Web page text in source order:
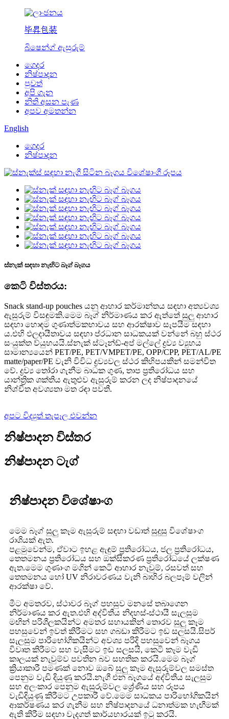
毕昇包装
බිෂෙන්ග් ඇසුරුම්
ගෙදර
නිෂ්පාදන
පුවත්
අපි ගැන
නිති අසන පැණ
අපව අමතන්න
English
ගෙදර
නිෂ්පාදන
ස්නැක් සඳහා නැඟිට බෑග් බෑගය
කෙටි විස්තරය:
Snack stand-up pouches යනු ආහාර කර්මාන්තය සඳහා අත්‍යවශ්‍ය
ඇසුරුම් විසඳුමකි.මෙම බෑග් නිර්මාණය කර ඇත්තේ සුලු ආහාර
සඳහා හොඳම ගුණාත්මකභාවය සහ ආරක්ෂාව සැපයීම සඳහා
ය.එහි ඵලදායීතාවය සඳහා ප්රධාන සාධකයක් වන්නේ බහු ස්ථර
සංයුක්ත ව්යුහයයි.ස්නැක් ස්ටෑන්ඩ්-අප් මල්ලේ ද්‍රව්‍ය ව්‍යුහය
සාමාන්‍යයෙන් PET/PE, PET/VMPET/PE, OPP/CPP, PET/AL/PE
matte/paper/PE වැනි විවිධ ද්‍රව්‍යවල ස්ථර කිහිපයකින් සමන්විත
වේ. ද්‍රව්‍ය තෝරා ගැනීම බාධක ගුණ, තාප ප්‍රතිරෝධය සහ
යාන්ත්‍රික ශක්තිය ඇතුළුව ඇසුරුම් කරන ලද නිෂ්පාදනයේ
නිශ්චිත අවශ්‍යතා මත රඳා පවතී.
අපට විද්‍යුත් තැපෑල එවන්න
නිෂ්පාදන විස්තර
නිෂ්පාදන ටැග්
නිෂ්පාදන විශේෂාංග
මෙම බෑග් සුලු කෑම ඇසුරුම් සඳහා වඩාත් සුදුසු විශේෂාංග
රාශියක් ඇත.
පළමුවෙන්ම, ඒවාට ඉහළ ඇඳුම් ප්‍රතිරෝධය, ජල ප්‍රතිරෝධය,
තෙතමනය ප්‍රතිරෝධය සහ ඔක්සිකරණ ප්‍රතිරෝධයේ ලක්ෂණ
ඇත.මෙම ගුණාංග මගින් කෙටි ආහාර නැවුම්, රසවත් සහ
තෙතමනය හෝ UV නිරාවරණය වැනි බාහිර බලපෑම් වලින්
ආරක්ෂා වේ.
මීට අමතරව, ස්ථාවර බෑග් පහසුව මනසේ තබාගෙන
නිර්මාණය කර ඇත.එහි අද්විතීය නිදහස්-ස්ථායී සැලසුම
මඟින් පරිශීලකයින්ට අමතර සහායකින් තොරව සුලු කෑම
පහසුවෙන් ඉවත් කිරීමට සහ ගබඩා කිරීමට ඉඩ සලසයි.සිපර්
සැලසුම පාරිභෝගිකයින්ට අවශ්‍ය පරිදි පහසුවෙන් බෑගය
විවෘත කිරීමට සහ වැසීමට ඉඩ සලසයි, කෙටි කෑම වැඩි
කාලයක් නැවුම්ව පවතින බව සහතික කරයි.මෙම බෑග්
ක්‍රියාකාරී පමණක් නොව ඔබේ සුලු කෑම ඇසුරුම්වල සමස්ත
පෙනුම වැඩි දියුණු කරයි.නැගී එන බෑගයේ අද්විතීය සැලසුම
සහ අලංකාර පෙනුම ඇසුරුම්වල ශ්‍රේණිය සහ රූපය
වැඩිදියුණු කිරීමට උපකාරී වේ.මෙම සාධකය පාරිභෝගිකයින්
ආකර්ෂණය කර ගැනීම සහ නිෂ්පාදනයේ ධනාත්මක හැඟීමක්
ඇති කිරීම සඳහා වැදගත් කාර්යභාරයක් ඉටු කරයි.